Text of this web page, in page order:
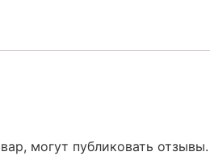
могут публиковать отзывы.